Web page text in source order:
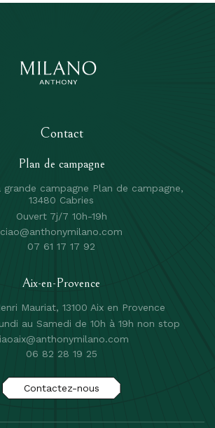
Contact
Plan de campagne
grande campagne Plan de campagne,
13480 Cabries
Ouvert 7j/7 10h-19h
ciao@anthonymilano.com
07 61 17 17 92
Aix-en-Provence
Mauriat, 13100 Aix en Provence
au Samedi de 10h à 19h non stop
06 82 28 19 25
Contactez-nous